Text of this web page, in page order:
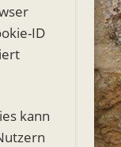
ID
kann